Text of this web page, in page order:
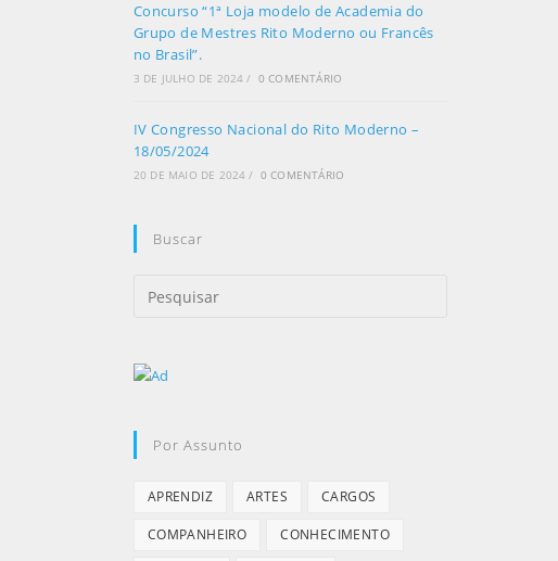
Concurso “1ª Loja modelo de Academia do
Grupo de Mestres Rito Moderno ou Francês
no Brasil”.
3 DE JULHO DE 2024 / 0 COMENTÁRIO
IV Congresso Nacional do Rito Moderno –
18/05/2024
20 DE MAIO DE 2024 / 0 COMENTÁRIO
Buscar
Por Assunto
APRENDIZ ARTES CARGOS
COMPANHEIRO CONHECIMENTO